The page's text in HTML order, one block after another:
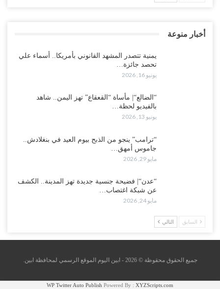
أخبار منوعة
يمنية تتصدر المشهد القانوني بأمريكا.. أسماء علي
تحصد جائزة…
يونيو 16, 2026
“الضالع“| مأساة “القعقاع” تهز اليمن.. شاهد
بالفيديو لحظة…
يونيو 13, 2026
“ترامب” ينجو من الذبح بيوم العيد في بنغلادش..
جاموس أمهق…
مايو 29, 2026
“عدن“| فضيحة جنسية جديدة تهز المدينة.. الكشف
عن شبكة اغتصاب…
مايو 24, 2026
السابق التالي
جميع الحقوق محقوظة © 2026 - ابين اليوم الموقع الرسمي لمحافظة ابين.
WP Twitter Auto Publish Powered By : XYZScripts.com